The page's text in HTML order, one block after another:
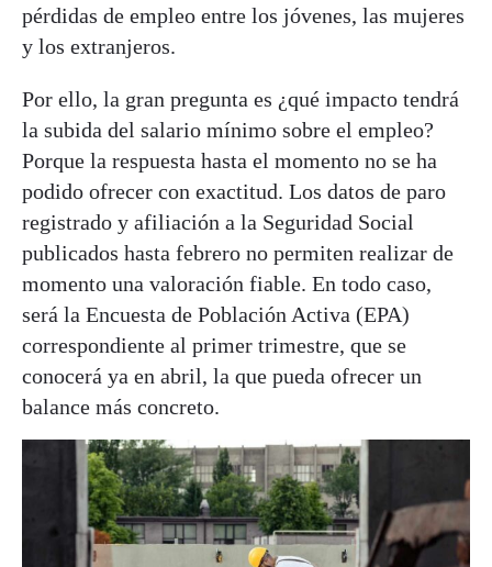
pérdidas de empleo entre los jóvenes, las mujeres
y los extranjeros.
Por ello, la gran pregunta es ¿qué impacto tendrá
la subida del salario mínimo sobre el empleo?
Porque la respuesta hasta el momento no se ha
podido ofrecer con exactitud. Los datos de paro
registrado y afiliación a la Seguridad Social
publicados hasta febrero no permiten realizar de
momento una valoración fiable. En todo caso,
será la Encuesta de Población Activa (EPA)
correspondiente al primer trimestre, que se
conocerá ya en abril, la que pueda ofrecer un
balance más concreto.